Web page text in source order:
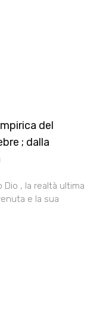
del
; dalla
Dio , la realtà ultima
e la sua